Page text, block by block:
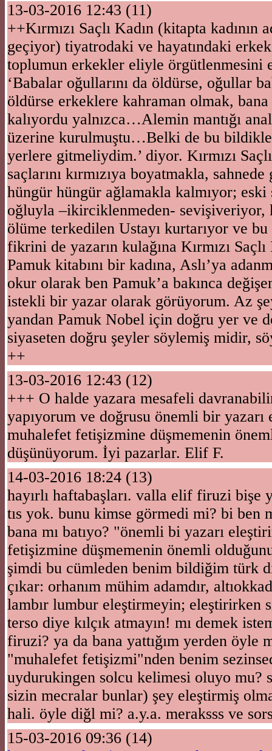
13-03-2016 12:43 (11)
++Kırmızı Saçlı Kadın (kitapta kadının
geçiyor) tiyatrodaki ve hayatındaki
toplumun erkekler eliyle örgütlenmesini
‘Babalar oğullarını da öldürse, oğullar
öldürse erkeklere kahraman olmak,
kalıyordu yalnızca…Alemin mantığı
üzerine kurulmuştu…Belki de bu
yerlere gitmeliydim.’ diyor. Kırmızı
saçlarını kırmızıya boyatmakla, sahnede
hüngür hüngür ağlamakla kalmıyor;
oğluyla –ikirciklenmeden- sevişiveriyor,
ölüme terkedilen Ustayı kurtarıyor ve bu
fikrini de yazarın kulağına Kırmızı Saçlı
Pamuk kitabını bir kadına, Aslı’ya
okur olarak ben Pamuk’a bakınca
istekli bir yazar olarak görüyorum. Az
yandan Pamuk Nobel için doğru yer ve
siyaseten doğru şeyler söylemiş midir,
++
13-03-2016 12:43 (12)
+++ O halde yazara mesafeli
yapıyorum ve doğrusu önemli bir yazarı
muhalefet fetişizmine düşmemenin
düşünüyorum. İyi pazarlar. Elif F.
14-03-2016 18:24 (13)
hayırlı haftabaşları. valla elif firuzi bişe
tıs yok. bunu kimse görmedi mi? bi ben
bana mı batıyo? "önemli bi yazarı
fetişizmine düşmemenin önemli
şimdi bu cümleden benim bildiğim türk
çıkar: orhanım mühim adamdır,
lambır lumbur eleştirmeyin; eleştirirken
terso diye kılçık atmayın! mı demek
firuzi? ya da bana yattığım yerden öyle
"muhalefet fetişizmi"nden benim
uydurukingen solcu kelimesi oluyo mu?
sizin mecralar bunlar) şey eleştirmiş
hali. öyle diğl mi? a.y.a. meraksss ve
15-03-2016 09:36 (14)